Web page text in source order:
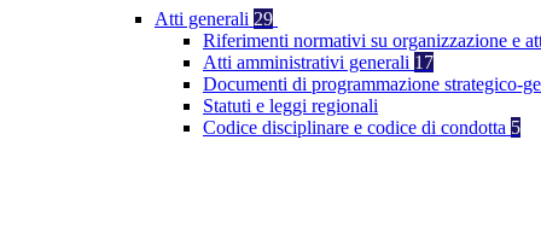
Atti generali 29
Riferimenti normativi su organizzazione e
Atti amministrativi generali 17
Documenti di programmazione strategico-
Statuti e leggi regionali
Codice disciplinare e codice di condotta 5